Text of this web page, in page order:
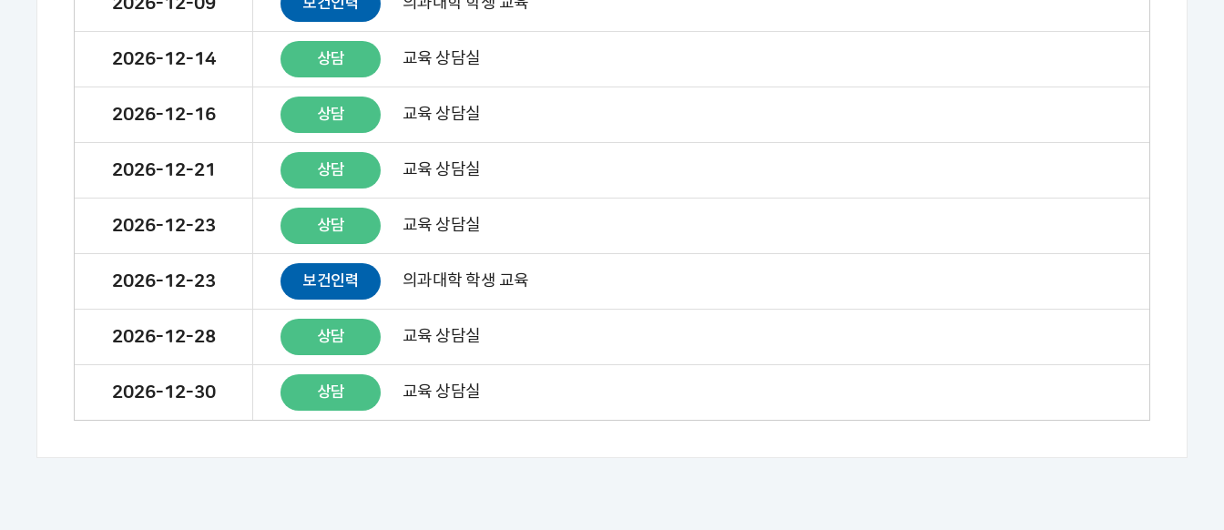
보건인력
2026-12-14 상담 교육 상담실
2026-12-16 상담 교육 상담실
2026-12-21 상담 교육 상담실
2026-12-23 상담 교육 상담실
2026-12-23 보건인력 의과대학 학생 교육
2026-12-28 상담 교육 상담실
2026-12-30 상담 교육 상담실